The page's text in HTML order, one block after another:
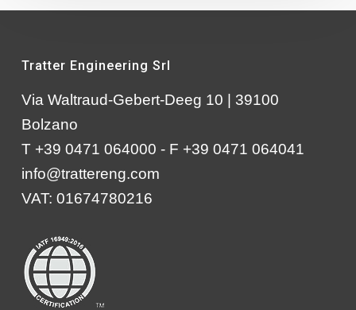
Tratter Engineering Srl
Via Waltraud-Gebert-Deeg 10 | 39100
Bolzano
T +39 0471 064000 - F +39 0471 064041
info@trattereng.com
VAT: 01674780216